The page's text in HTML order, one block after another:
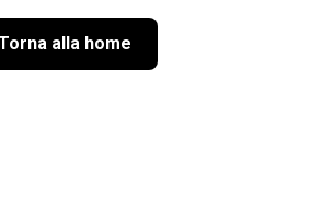
alla home